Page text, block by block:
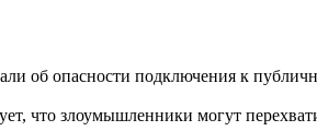
об опасности подключения к
что злоумышленники могут